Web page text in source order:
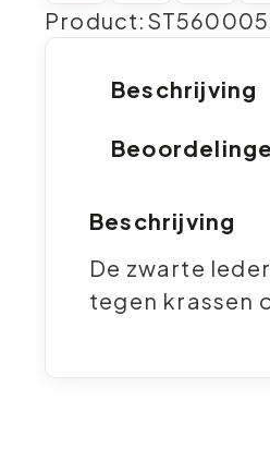
Product:ST560005
Beschrijving
Beschrijving
De zwarte
tegen krassen